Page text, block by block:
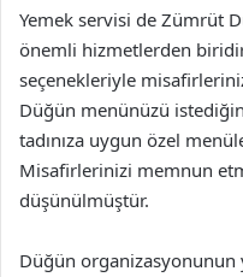
Yemek servisi de Zümrüt
önemli hizmetlerden
seçenekleriyle
Düğün menünüzü
tadınıza uygun özel
Misafirlerinizi memnun
düşünülmüştür.
Düğün organizasyonunun